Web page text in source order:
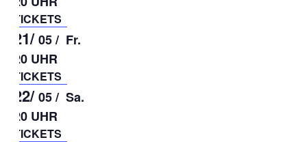
TICKETS
21/05 / Fr.
20 UHR
TICKETS
22/05 /Sa.
20 UHR
TICKETS